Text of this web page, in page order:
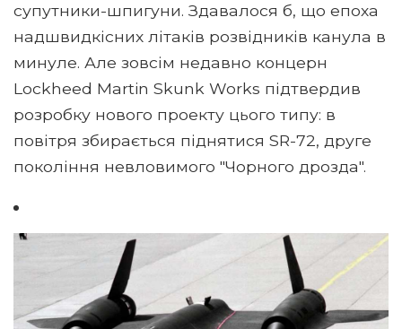
супутники-шпигуни. Здавалося б, що епоха
надшвидкісних літаків розвідників канула в
минуле. Але зовсім недавно концерн
Lockheed Martin Skunk Works підтвердив
розробку нового проекту цього типу: в
повітря збирається піднятися SR-72, друге
покоління невловимого "Чорного дрозда".